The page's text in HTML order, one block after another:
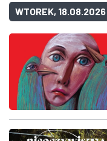
WTOREK, 18.08.2026